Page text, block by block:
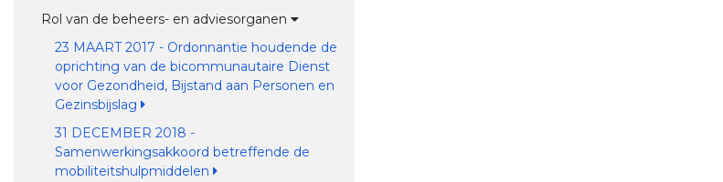
Rol van de beheers- en adviesorganen
23 MAART 2017 - Ordonnantie houdende de
oprichting van de bicommunautaire Dienst
voor Gezondheid, Bijstand aan Personen en
Gezinsbijslag
31 DECEMBER 2018 -
Samenwerkingsakkoord betreffende de
mobiliteitshulpmiddelen